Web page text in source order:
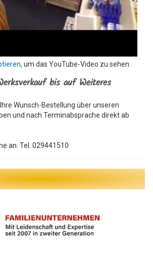
, um das YouTube-Video zu sehen.
bis auf Weiteres
Wunsch-Bestellung über unseren
und nach Terminabsprache direkt ab
an: Tel. 029441510